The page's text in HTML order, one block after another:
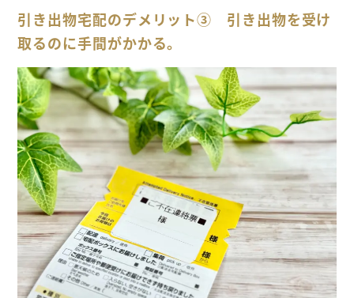
引き出物宅配のデメリット③ 引き出物を受け
取るのに手間がかかる。